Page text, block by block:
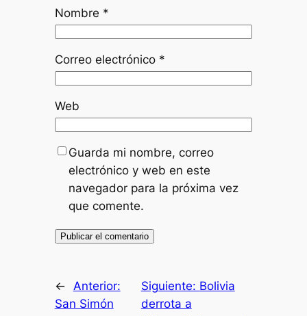
Nombre *
Correo electrónico *
Web
Guarda mi nombre, correo
electrónico y web en este
navegador para la próxima vez
que comente.
←
Anterior:
San Simón
Siguiente: Bolivia
derrota a